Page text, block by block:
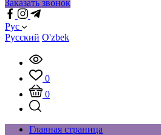
Заказать звонок
Рус
Русский O'zbek
0
0
Главная страница